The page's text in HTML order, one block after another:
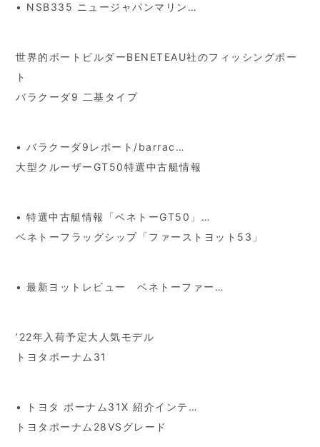
• NSB335 ニュージャパンマリン…
世界的ボートビルダーBENETEAU社のフィッシングボー
ト
バラクーダ9 二基タイプ
• バラクーダ9レポート/barrac…
大型クルーザーGT50特選中古艇情報
• 特選中古艇情報「ベネトーGT50」…
ベネトーフラッグシップ「ファーストヨット53」
• 最新ヨットレビュー ベネトーファー…
’22年入荷予定大人気モデル
トヨタポーナム31
• トヨタ ポーナム31X 紹介インテ…
トヨタポーナム28VSグレード